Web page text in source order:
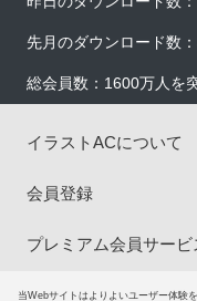
当Webサイトはよりよいユーザー体験
先月のダウンロード数
総会員数：1600万人を
イラストACについて
会員登録
プレミアム会員サービ
ヘルプ＆ガイド